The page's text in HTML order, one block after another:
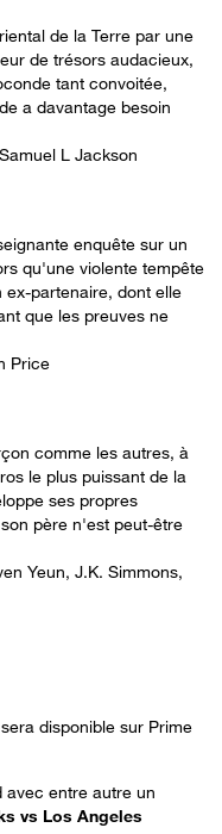
de la Terre par une
de trésors audacieux,
tant convoitée,
a davantage besoin
L Jackson
enquête sur un
qu'une violente tempête
partenaire, dont elle
que les preuves ne
Price
comme les autres, à
le plus puissant de la
ses propres
père n'est peut-être
Yeun, J.K. Simmons,
disponible sur Prime
avec entre autre un
vs Los Angeles